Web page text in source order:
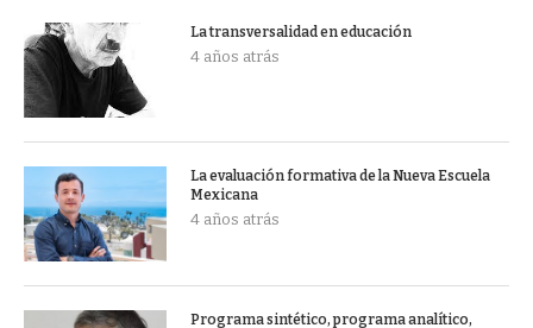
La transversalidad en educación
4 años atrás
La evaluación formativa de la Nueva Escuela
Mexicana
4 años atrás
Programa sintético, programa analítico,